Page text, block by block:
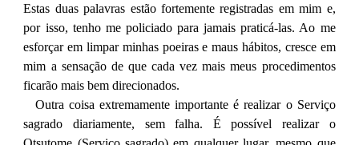
Estas duas palavras estão fortemente registradas em mim e,
por isso, tenho me policiado para jamais praticá-las. Ao me
esforçar em limpar minhas poeiras e maus hábitos, cresce em
mim a sensação de que cada vez mais meus procedimentos
ficarão mais bem direcionados.
Outra coisa extremamente importante é realizar o Serviço
sagrado diariamente, sem falha. É possível realizar o